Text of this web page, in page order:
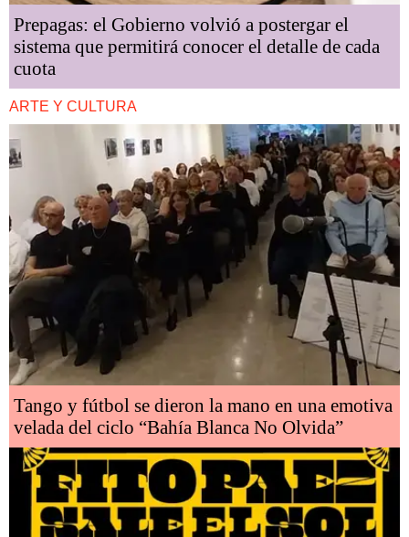
Prepagas: el Gobierno volvió a postergar el
sistema que permitirá conocer el detalle de cada
cuota
ARTE Y CULTURA
Tango y fútbol se dieron la mano en una emotiva
velada del ciclo “Bahía Blanca No Olvida”